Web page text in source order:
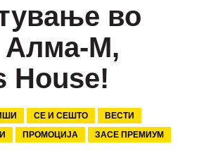
во
Алма-М,
House!
СЕ И СЕШТО
ВЕСТИ
ПРОМОЦИЈА ЗАСЕ ПРЕМИУМ